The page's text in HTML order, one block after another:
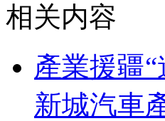
相关内容
產業援疆
新城汽車